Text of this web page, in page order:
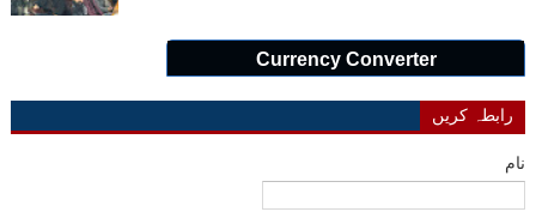
Currency Converter
رابطہ کریں
نام